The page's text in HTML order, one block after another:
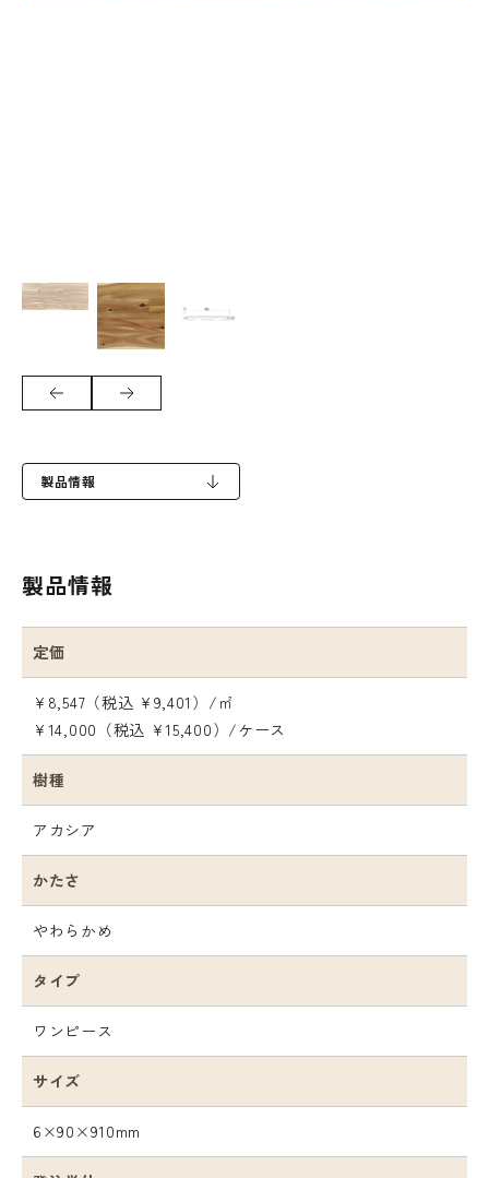
製品情報
製品情報
定価
¥8,547（税込 ¥9,401）/㎡
¥14,000（税込 ¥15,400）/ケース
樹種
アカシア
かたさ
やわらかめ
タイプ
ワンピース
サイズ
6×90×910mm